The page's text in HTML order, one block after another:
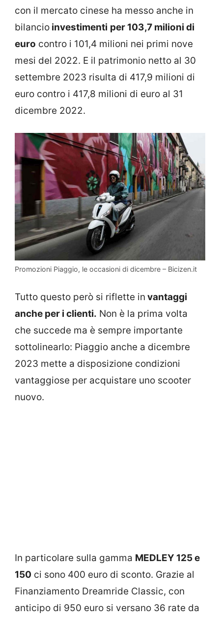
con il mercato cinese ha messo anche in
bilancio investimenti per 103,7 milioni di
euro contro i 101,4 milioni nei primi nove
mesi del 2022. E il patrimonio netto al 30
settembre 2023 risulta di 417,9 milioni di
euro contro i 417,8 milioni di euro al 31
dicembre 2022.
Promozioni Piaggio, le occasioni di dicembre – Bicizen.it
Tutto questo però si riflette in vantaggi
anche per i clienti. Non è la prima volta
che succede ma è sempre importante
sottolinearlo: Piaggio anche a dicembre
2023 mette a disposizione condizioni
vantaggiose per acquistare uno scooter
nuovo.
In particolare sulla gamma MEDLEY 125 e
150 ci sono 400 euro di sconto. Grazie al
Finanziamento Dreamride Classic, con
anticipo di 950 euro si versano 36 rate da